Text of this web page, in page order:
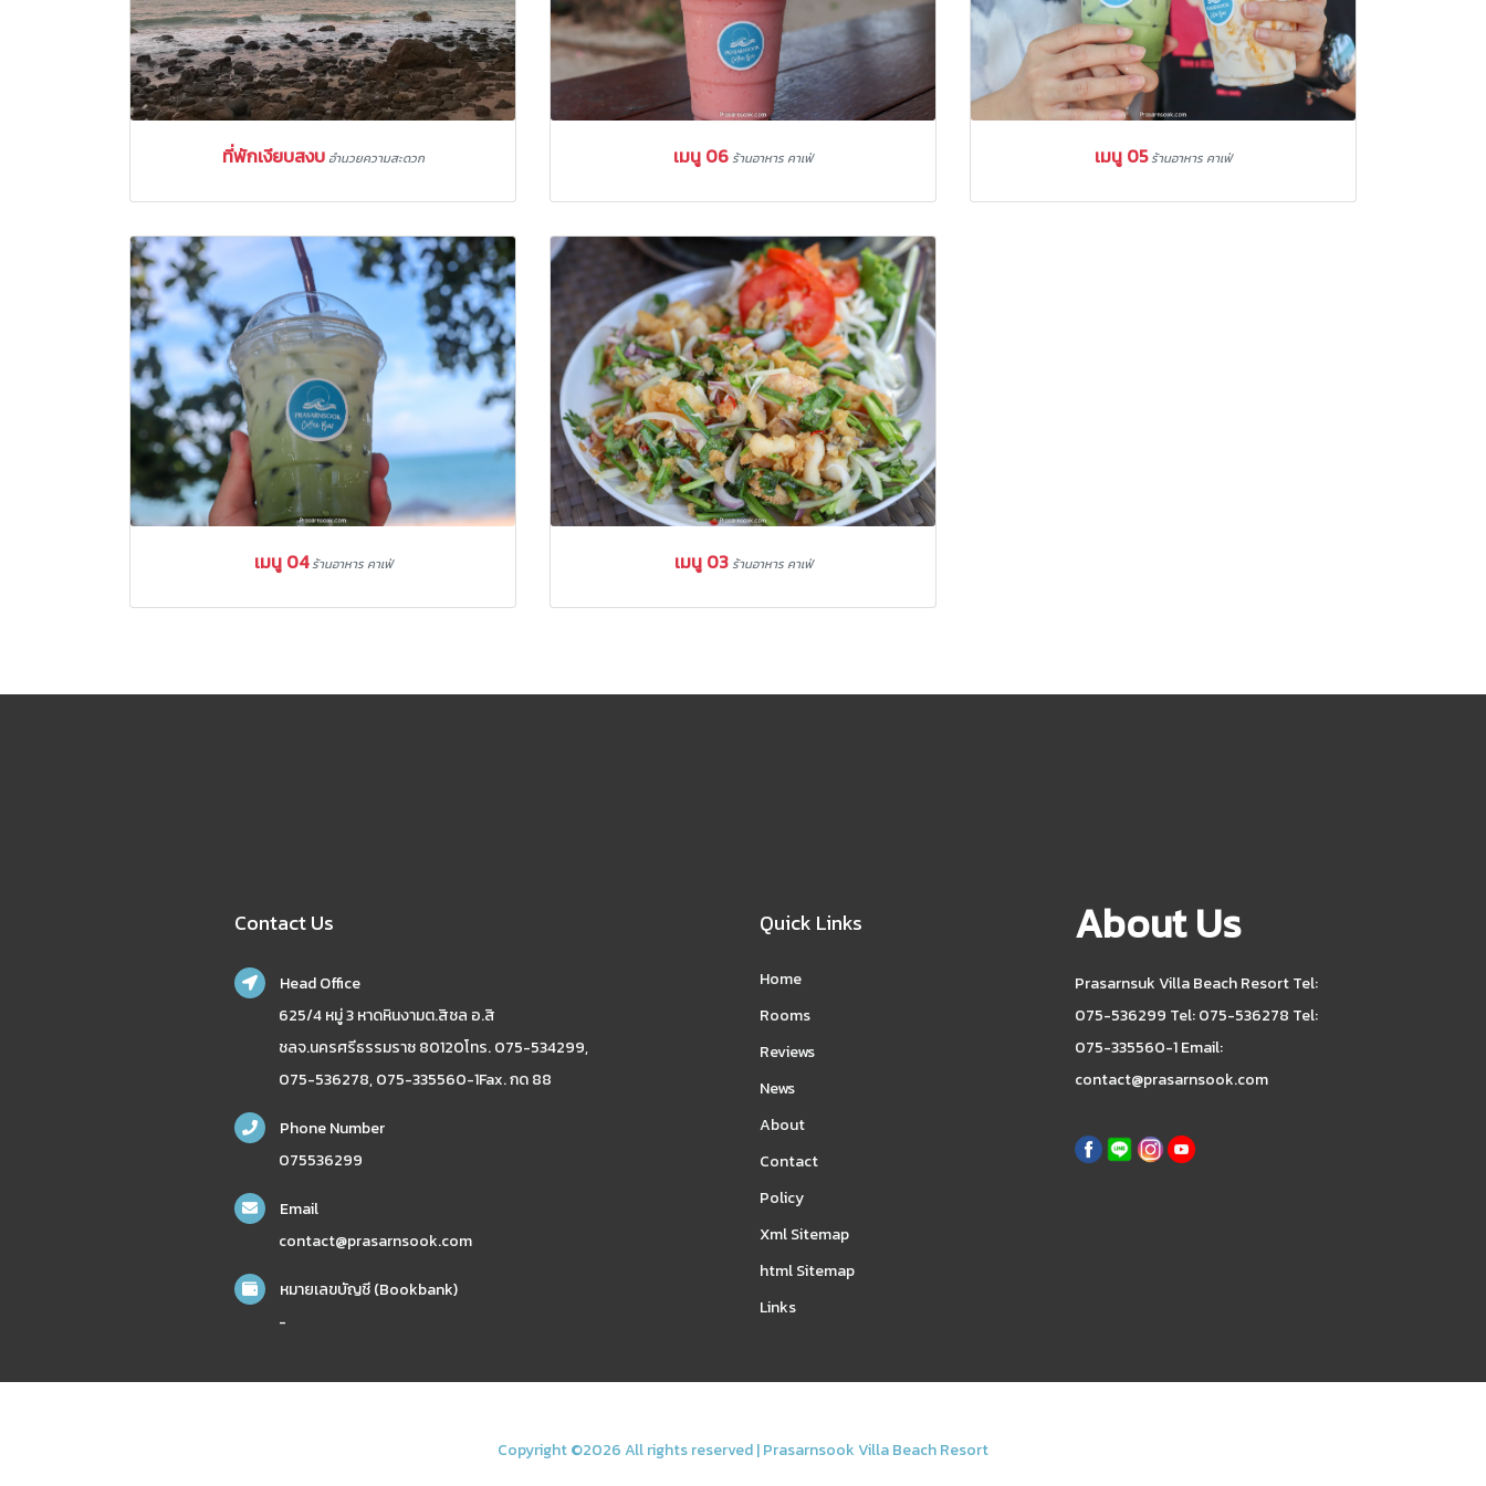
ที่พักเงียบสงบ อำนวยความสะดวก เมนู 06ร้านอาหาร คาเฟ่ เมนู 05ร้านอาหาร คาเฟ่
เมนู 04 ร้านอาหาร คาเฟ่ เมนู 03 ร้านอาหาร คาเฟ่
Contact Us
Head Office
625/4 หมู่ 3 หาดหินงามต.สิชล อ.สิ
ชลจ.นครศรีธรรมราช 80120โทร. 075-534299,
075-536278, 075-335560-1Fax. กด 88
Phone Number
075536299
Email
contact@prasarnsook.com
หมายเลขบัญชี (Bookbank)
-
Quick Links
Home
Rooms
Reviews
News
About
Contact
Policy
Xml Sitemap
html Sitemap
Links
About Us
Prasarnsuk Villa Beach Resort Tel:
075-536299 Tel: 075-536278 Tel:
075-335560-1 Email:
contact@prasarnsook.com
Copyright ©2026 All rights reserved |Prasarnsook Villa Beach Resort